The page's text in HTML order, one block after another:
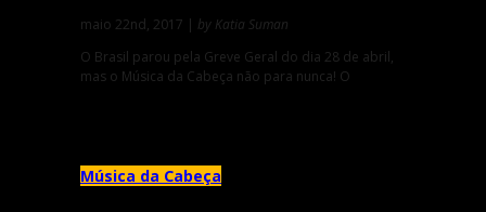
maio 22nd, 2017 | by Katia Suman
O Brasil parou pela Greve Geral do dia 28 de abril,
mas o Música da Cabeça não para nunca! O
Música da Cabeça